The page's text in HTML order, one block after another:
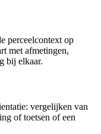
perceelcontext op
met afmetingen,
bij elkaar.
vergelijken van
of toetsen of een